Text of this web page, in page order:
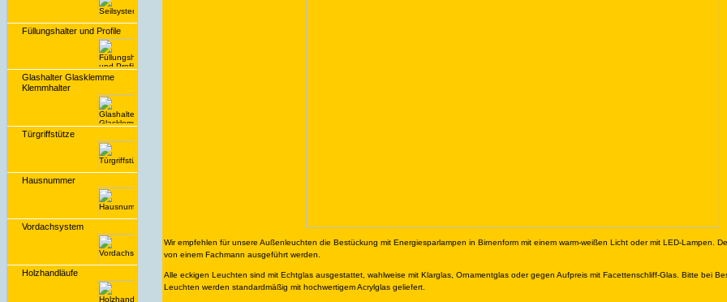
Füllungshalter und Profile
Glashalter Glasklemme
Klemmhalter
Türgriffstütze
Hausnummer
Vordachsystem
Holzhandläufe
Wir empfehlen für unsere Außenleuchten die Bestückung mit Energiesparlampen in Birnenform mit einem warm-weißen Licht oder mit LED-Lampen.
von einem Fachmann ausgeführt werden.
Alle eckigen Leuchten sind mit Echtglas ausgestattet, wahlweise mit Klarglas, Ornamentglas oder gegen Aufpreis mit Facettenschliff-Glas. Bitte bei
Leuchten werden standardmäßig mit hochwertigem Acrylglas geliefert.